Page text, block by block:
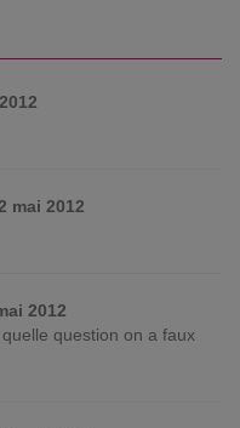
mai 2012
2012
question on a faux